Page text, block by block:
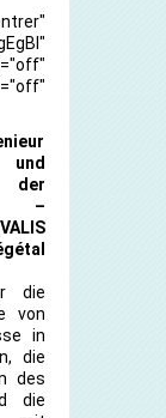
und
der
–
die
von
in
die
des
die